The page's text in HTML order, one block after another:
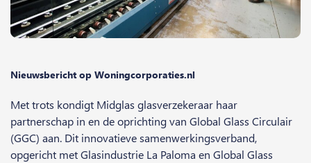
Nieuwsbericht op Woningcorporaties.nl
Met trots kondigt Midglas glasverzekeraar haar
partnerschap in en de oprichting van Global Glass Circulair
(GGC) aan. Dit innovatieve samenwerkingsverband,
opgericht met Glasindustrie La Paloma en Global Glass